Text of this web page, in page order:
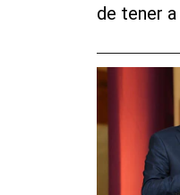
de tener